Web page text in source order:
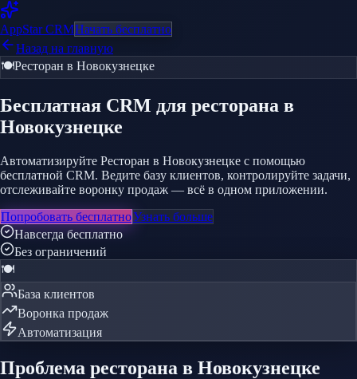
AppStarCRMНачать бесплатно
Назад на главную
🍽️Ресторан в Новокузнецке
Бесплатная CRM для ресторана в
Новокузнецке
Автоматизируйте Ресторан в Новокузнецке с помощью
бесплатной CRM. Ведите базу клиентов, контролируйте задачи,
отслеживайте воронку продаж — всё в одном приложении.
Попробовать бесплатноУзнать больше
Навсегда бесплатно
Без ограничений
🍽️
База клиентов
Воронка продаж
Автоматизация
Проблема ресторана в Новокузнецке